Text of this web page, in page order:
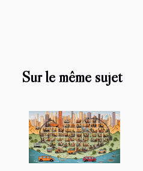
Sur le même sujet